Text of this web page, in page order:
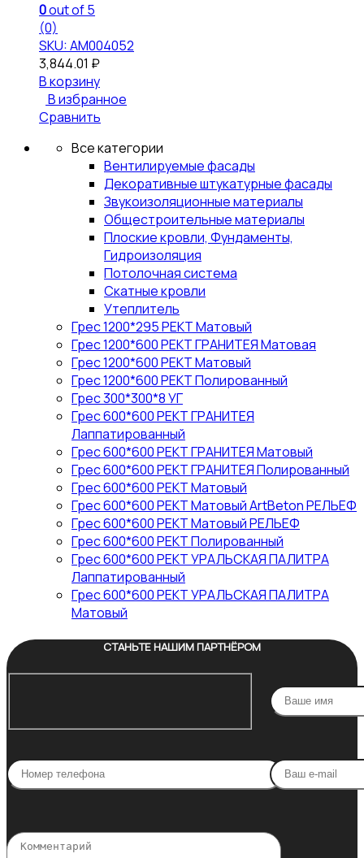
0out of 5
(0)
SKU: АМ004052
3,844.01 ₽
В корзину
В избранное
Сравнить
Все категории
Вентилируемые фасады
Декоративные штукатурные фасады
Звукоизоляционные материалы
Общестроительные материалы
Плоские кровли, Фундаменты,
Гидроизоляция
Потолочная система
Скатные кровли
Утеплитель
Грес 1200*295 РЕКТ Матовый
Грес 1200*600 РЕКТ ГРАНИТЕЯ Матовая
Грес 1200*600 РЕКТ Матовый
Грес 1200*600 РЕКТ Полированный
Грес 300*300*8 УГ
Грес 600*600 РЕКТ ГРАНИТЕЯ
Лаппатированный
Грес 600*600 РЕКТ ГРАНИТЕЯ Матовый
Грес 600*600 РЕКТ ГРАНИТЕЯ Полированный
Грес 600*600 РЕКТ Матовый
Грес 600*600 РЕКТ Матовый ArtBeton РЕЛЬЕФ
Грес 600*600 РЕКТ Матовый РЕЛЬЕФ
Грес 600*600 РЕКТ Полированный
Грес 600*600 РЕКТ УРАЛЬСКАЯ ПАЛИТРА
Лаппатированный
Грес 600*600 РЕКТ УРАЛЬСКАЯ ПАЛИТРА
Матовый
СТАНЬТЕ НАШИМ ПАРТНЁРОМ